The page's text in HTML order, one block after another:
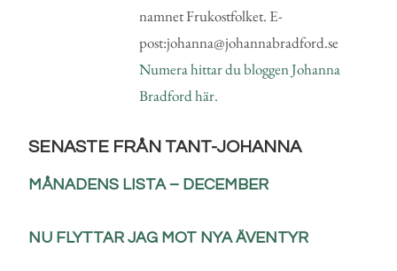
namnet Frukostfolket. E-
post:johanna@johannabradford.se
Numera hittar du bloggen Johanna
Bradford här.
SENASTE FRÅN TANT-JOHANNA
MÅNADENS LISTA – DECEMBER
NU FLYTTAR JAG MOT NYA ÄVENTYR